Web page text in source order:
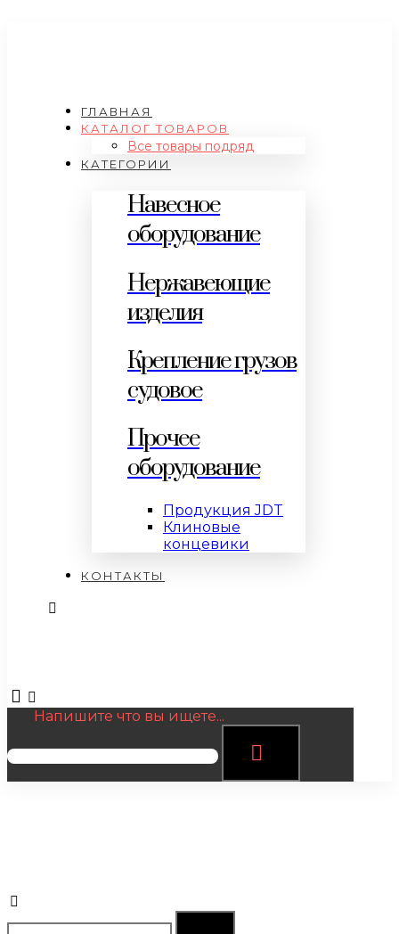
ГЛАВНАЯ
КАТАЛОГ ТОВАРОВ
Все товары подряд
КАТЕГОРИИ
Навесное
оборудование
Нержавеющие
изделия
Крепление грузов
судовое
Прочее
оборудование
Продукция JDT
Клиновые
концевики
КОНТАКТЫ
Напишите что вы ищете...